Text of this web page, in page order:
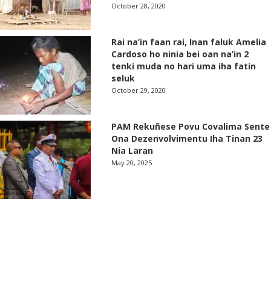
October 28, 2020
Rai na’in faan rai, Inan faluk Amelia
Cardoso ho ninia bei oan na’in 2
tenki muda no hari uma iha fatin
seluk
October 29, 2020
PAM Rekuñese Povu Covalima Sente
Ona Dezenvolvimentu Iha Tinan 23
Nia Laran
May 20, 2025